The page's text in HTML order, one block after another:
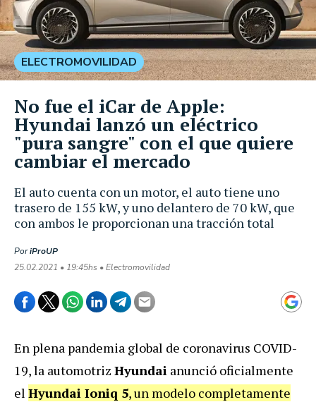
El auto cuenta con un motor, el auto tiene uno
trasero de 155 kW, y uno delantero de 70 kW, que
con ambos le proporcionan una tracción total
PoriProUP
25.02.2021 • 19:45hs • Electromovilidad
ELECTROMOVILIDAD
No fue el iCar de Apple:
Hyundai lanzó un eléctrico
"pura sangre" con el que quiere
cambiar el mercado
En plena pandemia global de coronavirus COVID-
19, la automotriz Hyundai anunció oficialmente
el Hyundai Ioniq 5, un modelo completamente